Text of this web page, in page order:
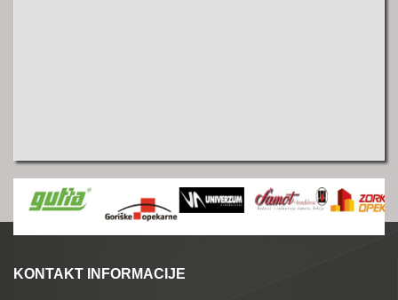
KONTAKT INFORMACIJE